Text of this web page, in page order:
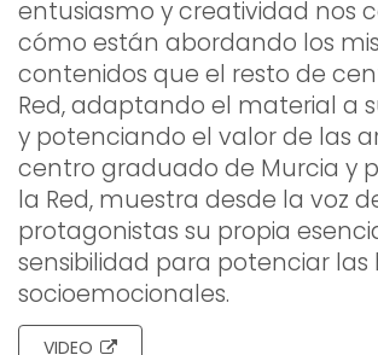
entusiasmo y creatividad nos
cómo están abordando los
contenidos que el resto de
Red, adaptando el material a
y potenciando el valor de las
centro graduado de Murcia y
la Red, muestra desde la voz
protagonistas su propia
sensibilidad para potenciar las
socioemocionales.
VIDEO